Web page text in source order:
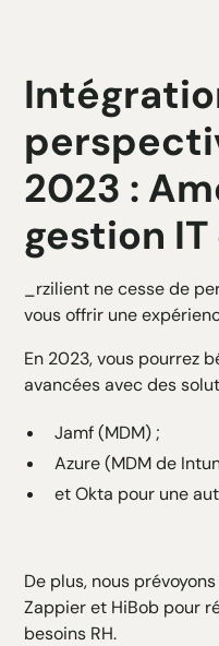
2023 :
gestion IT
_rzilient ne cesse de
vous offrir une
En 2023, vous pourrez
avancées avec des
Jamf (MDM) ;
Azure (MDM de
et Okta pour une
De plus, nous
Zappier et HiBob pour
besoins RH.